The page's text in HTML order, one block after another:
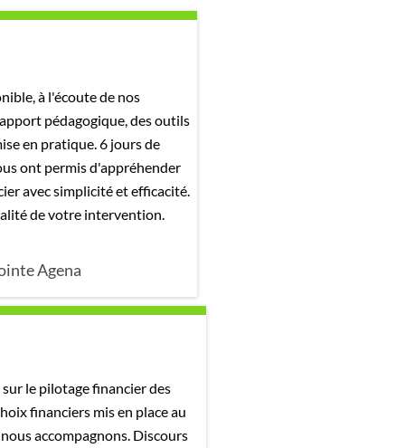
à l'écoute de nos
pédagogique, des outils
en pratique. 6 jours de
ont permis d'appréhender
avec simplicité et efficacité.
de votre intervention.
Agena
le pilotage financier des
financiers mis en place au
accompagnons. Discours